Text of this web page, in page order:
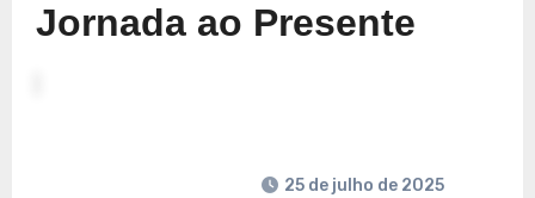
Jornada ao Presente
25 de julho de 2025